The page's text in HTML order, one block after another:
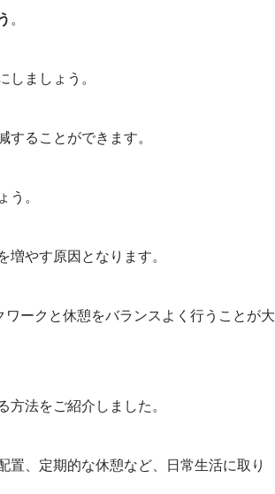
。
しましょう。
することができます。
う。
やす原因となります。
ークと休憩をバランスよく行うことが大
方法をご紹介しました。
置、定期的な休憩など、日常生活に取り